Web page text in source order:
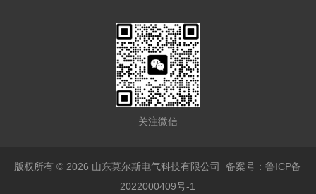
关注微信
版权所有 © 2026 山东莫尔斯电气科技有限公司备案号：鲁ICP备
2022000409号-1